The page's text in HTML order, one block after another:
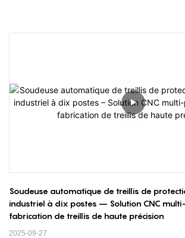
Soudeuse automatique de treillis de
industriel à dix postes – Solution CNC
fabrication de treillis de haute précision
2025-09-27